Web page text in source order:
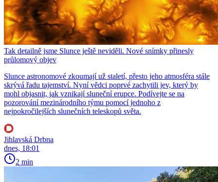
Tak detailně jsme Slunce ještě neviděli. Nové snímky přinesly
průlomový objev
Slunce astronomové zkoumají už staletí, přesto jeho atmosféra stále
skrývá řadu tajemství. Nyní vědci poprvé zachytili jev, který by
mohl objasnit, jak vznikají sluneční erupce. Podívejte se na
pozorování mezinárodního týmu pomocí jednoho z
nejpokročilejších slunečních teleskopů světa.
Jihlavská Drbna
dnes, 18:01
2 min